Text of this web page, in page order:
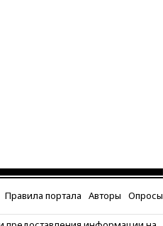
Правила портала Авторы Опросы